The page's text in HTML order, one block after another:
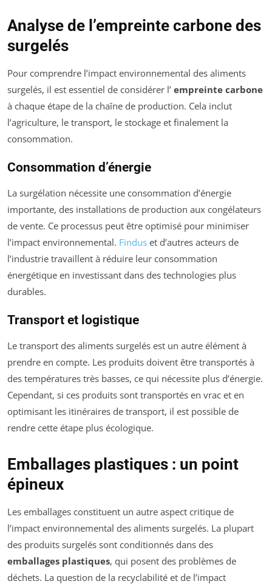
Analyse de l’empreinte carbone des
surgelés
Pour comprendre l’impact environnemental des aliments
surgelés, il est essentiel de considérer l’ empreinte carbone
à chaque étape de la chaîne de production. Cela inclut
l’agriculture, le transport, le stockage et finalement la
consommation.
Consommation d’énergie
La surgélation nécessite une consommation d’énergie
importante, des installations de production aux congélateurs
de vente. Ce processus peut être optimisé pour minimiser
l’impact environnemental. Findus et d’autres acteurs de
l’industrie travaillent à réduire leur consommation
énergétique en investissant dans des technologies plus
durables.
Transport et logistique
Le transport des aliments surgelés est un autre élément à
prendre en compte. Les produits doivent être transportés à
des températures très basses, ce qui nécessite plus d’énergie.
Cependant, si ces produits sont transportés en vrac et en
optimisant les itinéraires de transport, il est possible de
rendre cette étape plus écologique.
Emballages plastiques : un point
épineux
Les emballages constituent un autre aspect critique de
l’impact environnemental des aliments surgelés. La plupart
des produits surgelés sont conditionnés dans des
emballages plastiques, qui posent des problèmes de
déchets. La question de la recyclabilité et de l’impact